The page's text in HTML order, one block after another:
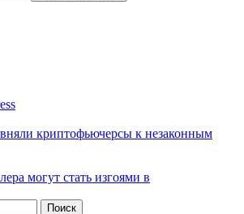
криптофьючерсы к незаконным
могут стать изгоями в